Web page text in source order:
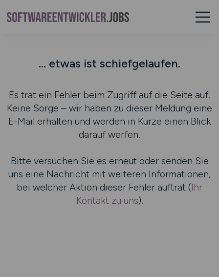
... etwas ist schiefgelaufen.
Es trat ein Fehler beim Zugriff auf die Seite auf.
Keine Sorge – wir haben zu dieser Meldung eine
E-Mail erhalten und werden in Kürze einen Blick
darauf werfen.
Bitte versuchen Sie es erneut oder senden Sie
uns eine Nachricht mit weiteren Informationen,
bei welcher Aktion dieser Fehler auftrat (Ihr
Kontakt zu uns).